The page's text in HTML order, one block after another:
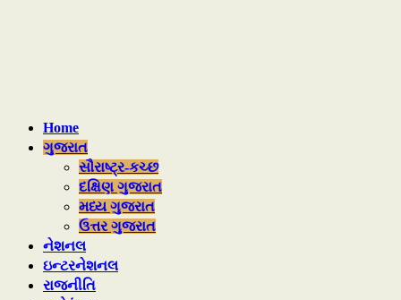
Home
ગુજરાત
સૌરાષ્ટ્ર-કચ્છ
દક્ષિણ ગુજરાત
મધ્ય ગુજરાત
ઉત્તર ગુજરાત
નેશનલ
ઇન્ટરનેશનલ
રાજનીતિ